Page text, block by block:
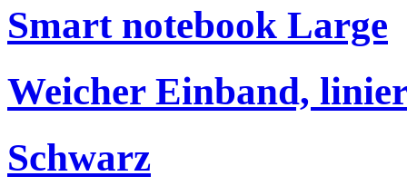
Smart notebook Large
Weicher Einband,
Schwarz